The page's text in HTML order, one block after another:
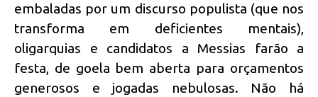
embaladas por um discurso populista (que nos
transforma em deficientes mentais),
oligarquias e candidatos a Messias farão a
festa, de goela bem aberta para orçamentos
generosos e jogadas nebulosas. Não há